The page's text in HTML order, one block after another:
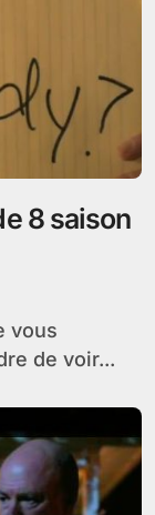
8 saison
de voir...